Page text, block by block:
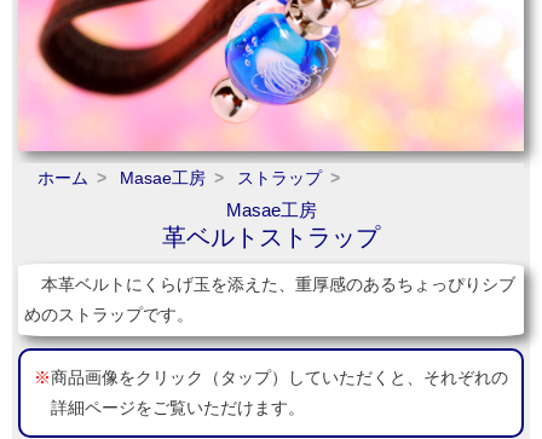
ホーム Masae工房 ストラップ
Masae工房
革ベルトストラップ
本革ベルトにくらげ玉を添えた、重厚感のあるちょっぴりシブ
めのストラップです。
※商品画像をクリック（タップ）していただくと、それぞれの
詳細ページをご覧いただけます。